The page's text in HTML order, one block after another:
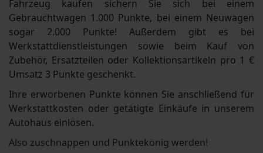
Fahrzeug kaufen sichern Sie sich bei einem
Gebrauchtwagen 1.000 Punkte, bei einem Neuwagen
sogar 2.000 Punkte! Außerdem gibt es bei
Werkstattdienstleistungen sowie beim Kauf von
Zubehör, Ersatzteilen oder Kollektionsartikeln pro 1 €
Umsatz 3 Punkte geschenkt.
Ihre erworbenen Punkte können Sie anschließend für
Werkstattkosten oder getätigte Einkäufe in unserem
Autohaus einlösen.
Also zuschnappen und Punktekönig werden!